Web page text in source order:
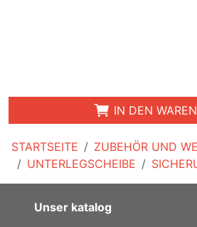
STARTSEITE
ZUBEHÖR UND
UNTERLEGSCHEIBE
IN DEN
Unser katalog